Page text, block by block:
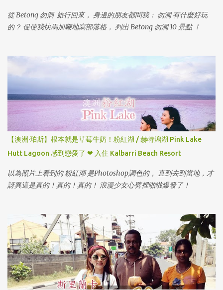
從 Betong 勿洞 旅行回來， 身邊的朋友都問我： 勿洞 有什麼好玩
的？ 促使我快馬加鞭地寫部落格， 列出 Betong 勿洞 10 景點 ！
【澳洲·珀斯】根本就是草莓牛奶！粉紅湖 / 赫特潟湖 Pink Lake
Hutt Lagoon 感到戀愛了 ❤ 入住 Kalbarri Beach Resort
以為照片上看到的 粉紅湖 是Photoshop調色的， 直到去到當地，才
訝異這是真的！真的！真的！ 浪漫少女心劈裡啪啦爆發了！